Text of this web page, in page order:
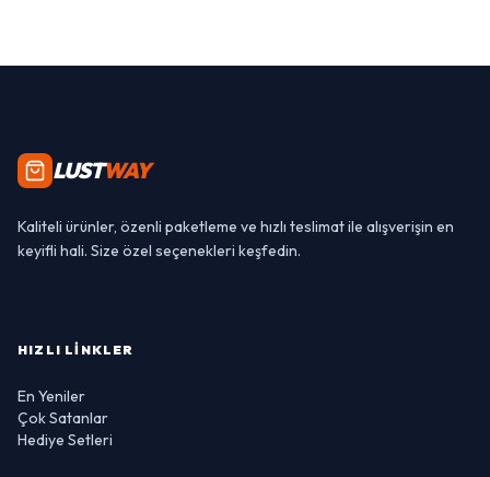
LUSTWAY
Kaliteli ürünler, özenli paketleme ve hızlı teslimat ile alışverişin en
keyifli hali. Size özel seçenekleri keşfedin.
HIZLI LINKLER
En Yeniler
Çok Satanlar
Hediye Setleri